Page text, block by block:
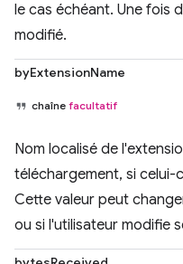
le cas échéant. Une fois
modifié.
byExtensionName
chaîne facultatif
Nom localisé de
téléchargement, si celui-
Cette valeur peut
ou si l'utilisateur modifie